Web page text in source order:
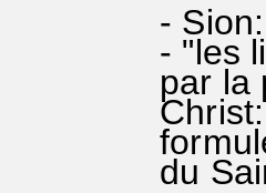
-
- "les
par la
du